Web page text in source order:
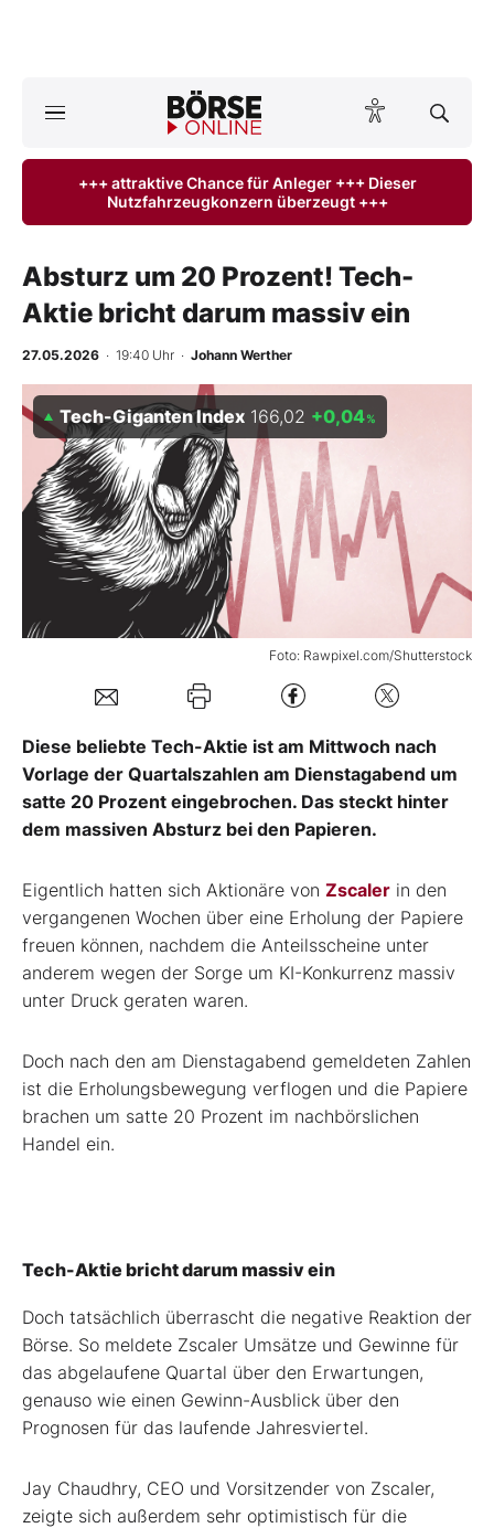
ktuelle Ausgabe BÖRSE ONLINE lesen
Finanz-Check
BO-Musterdepots
Experten
Mein B:O
Mein Konto
Folgen Sie uns
Kontakt
+++ attraktive Chance für Anleger +++ Dieser
Nutzfahrzeugkonzern überzeugt +++
Absturz um 20 Prozent! Tech-
Aktie bricht darum massiv ein
27.05.2026 · 19:40 Uhr · Johann Werther
Foto: Rawpixel.com/Shutterstock
Tech-Giganten Index 166,02 +0,04%
Diese beliebte Tech-Aktie ist am Mittwoch nach
Vorlage der Quartalszahlen am Dienstagabend um
satte 20 Prozent eingebrochen. Das steckt hinter
dem massiven Absturz bei den Papieren.
Eigentlich hatten sich Aktionäre von Zscaler in den
vergangenen Wochen über eine Erholung der Papiere
freuen können, nachdem die Anteilsscheine unter
anderem wegen der Sorge um KI-Konkurrenz massiv
unter Druck geraten waren.
Doch nach den am Dienstagabend gemeldeten Zahlen
ist die Erholungsbewegung verflogen und die Papiere
brachen um satte 20 Prozent im nachbörslichen
Handel ein.
Tech-Aktie bricht darum massiv ein
Doch tatsächlich überrascht die negative Reaktion der
Börse. So meldete Zscaler Umsätze und Gewinne für
das abgelaufene Quartal über den Erwartungen,
genauso wie einen Gewinn-Ausblick über den
Prognosen für das laufende Jahresviertel.
Jay Chaudhry, CEO und Vorsitzender von Zscaler,
zeigte sich außerdem sehr optimistisch für die